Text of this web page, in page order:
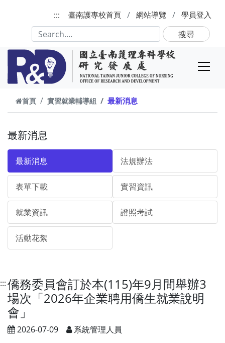
:::
臺南護專校首頁 網站導覽 學員登入
搜尋
首頁 實習就業輔導組 最新消息
最新消息
最新消息 法規辦法
表單下載 實習資訊
就業資訊 證照考試
活動花絮
:::僑務委員會訂於本(115)年9月間舉辦3
場次「2026年企業聘用僑生就業說明
會」
2026-07-09
系統管理人員